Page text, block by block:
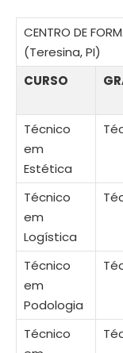
CENTRO DE
(Teresina, PI)
CURSO
Técnico
em
Estética
Técnico
em
Logística
Técnico
em
Podologia
Técnico